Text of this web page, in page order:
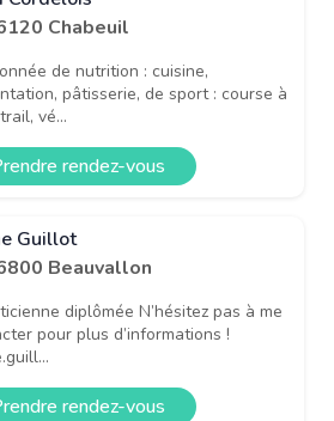
Chabeuil
de nutrition : cuisine,
pâtisserie, de sport : course à
vé...
rendez-vous
Guillot
Beauvallon
diplômée N’hésitez pas à me
pour plus d’informations !
rendez-vous